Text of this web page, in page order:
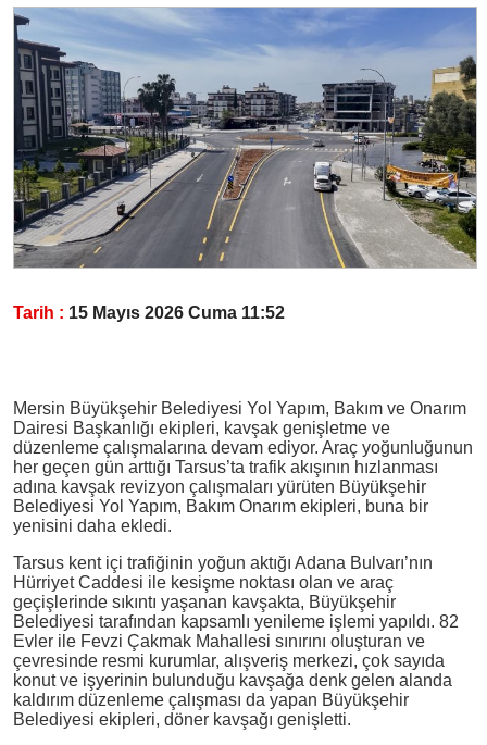
Tarih : 15 Mayıs 2026 Cuma 11:52
Mersin Büyükşehir Belediyesi Yol Yapım, Bakım ve Onarım
Dairesi Başkanlığı ekipleri, kavşak genişletme ve
düzenleme çalışmalarına devam ediyor. Araç yoğunluğunun
her geçen gün arttığı Tarsus’ta trafik akışının hızlanması
adına kavşak revizyon çalışmaları yürüten Büyükşehir
Belediyesi Yol Yapım, Bakım Onarım ekipleri, buna bir
yenisini daha ekledi.
Tarsus kent içi trafiğinin yoğun aktığı Adana Bulvarı’nın
Hürriyet Caddesi ile kesişme noktası olan ve araç
geçişlerinde sıkıntı yaşanan kavşakta, Büyükşehir
Belediyesi tarafından kapsamlı yenileme işlemi yapıldı. 82
Evler ile Fevzi Çakmak Mahallesi sınırını oluşturan ve
çevresinde resmi kurumlar, alışveriş merkezi, çok sayıda
konut ve işyerinin bulunduğu kavşağa denk gelen alanda
kaldırım düzenleme çalışması da yapan Büyükşehir
Belediyesi ekipleri, döner kavşağı genişletti.